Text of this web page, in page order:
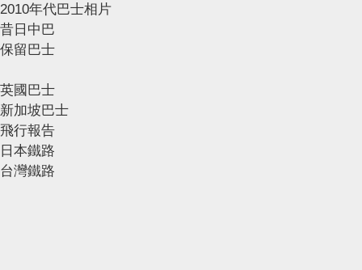
2010年代巴士相片
昔日中巴
保留巴士
英國巴士
新加坡巴士
飛行報告
日本鐵路
台灣鐵路